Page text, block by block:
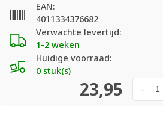
Verwachte levertijd:
1-2 weken
Huidige voorraad:
0 stuk(s)
EAN:
4011334376682
23,95 -